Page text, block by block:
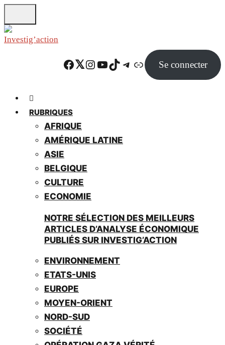
to
main
Facebook Twitter Instagram YouTube TikTok Telegram Lien Se connecter
RUBRIQUES
AFRIQUE
AMÉRIQUE LATINE
ASIE
BELGIQUE
CULTURE
ECONOMIE
NOTRE SÉLECTION DES MEILLEURS
ARTICLES D’ANALYSE ÉCONOMIQUE
PUBLIÉS SUR INVESTIG’ACTION
ENVIRONNEMENT
ETATS-UNIS
EUROPE
MOYEN-ORIENT
NORD-SUD
SOCIÉTÉ